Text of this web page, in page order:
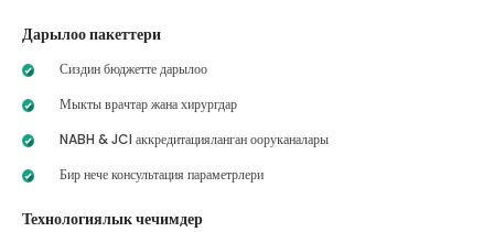
Дарылоо пакеттери
Сиздин бюджетте дарылоо
Мыкты врачтар жана хирургдар
NABH & JCI аккредитацияланган ооруканалары
Бир нече консультация параметрлери
Технологиялык чечимдер